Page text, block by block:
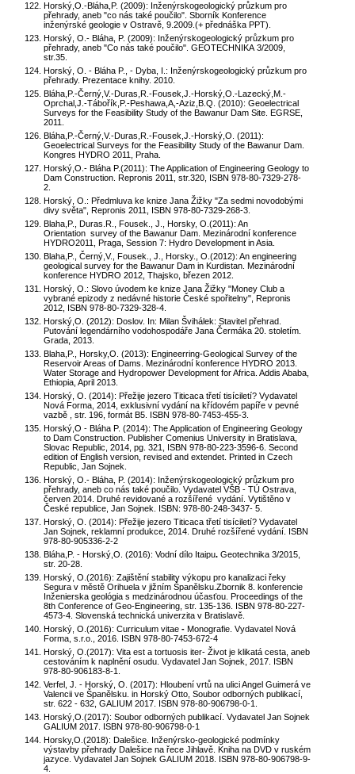
Horský,O.-Bláha,P. (2009): Inženýrskogeologický průzkum pro
přehrady, aneb "co nás také poučilo". Sborník Konference
inženýrské geologie v Ostravě, 9.2009.(+ přednáška PPT).
Horský, O.- Bláha, P. (2009): Inženýrskogeologický průzkum pro
přehrady, aneb "Co nás také poučilo". GEOTECHNIKA 3/2009,
str.35.
Horský, O. - Bláha P., - Dyba, I.: Inženýrskogeologický průzkum pro
přehrady. Prezentace knihy. 2010.
Bláha,P.-Černý,V.-Duras,R.-Fousek,J.-Horský,O.-Lazecký,M.-
Oprchal,J.-Tábořík,P.-Peshawa,A,-Aziz,B.Q. (2010): Geoelectrical
Surveys for the Feasibility Study of the Bawanur Dam Site. EGRSE,
2011.
Bláha,P.-Černý,V.-Duras,R.-Fousek,J.-Horský,O. (2011):
Geoelectrical Surveys for the Feasibility Study of the Bawanur Dam.
Kongres HYDRO 2011, Praha.
Horský,O.- Bláha P.(2011): The Application of Engineering Geology to
Dam Construction. Repronis 2011, str.320, ISBN 978-80-7329-278-
2.
Horský, O.: Předmluva ke knize Jana Žižky "Za sedmi novodobými
divy světa", Repronis 2011, ISBN 978-80-7329-268-3.
Blaha,P., Duras.R., Fousek., J., Horsky, O.(2011): An
Orientation survey of the Bawanur Dam. Mezinárodní konference
HYDRO2011, Praga, Session 7: Hydro Development in Asia.
Blaha,P., Černý,V., Fousek., J., Horsky., O.(2012): An engineering
geological survey for the Bawanur Dam in Kurdistan. Mezinárodní
konference HYDRO 2012, Thajsko, březen 2012.
Horský, O.: Slovo úvodem ke knize Jana Žižky "Money Club a
vybrané epizody z nedávné historie České spořitelny", Repronis
2012, ISBN 978-80-7329-328-4.
Horský,O. (2012): Doslov. In: Milan Švihálek: Stavitel přehrad.
Putování legendárního vodohospodáře Jana Čermáka 20. stoletím.
Grada, 2013.
Blaha,P., Horsky,O. (2013): Engineerring-Geological Survey of the
Reservoir Areas of Dams. Mezinárodní konference HYDRO 2013.
Water Storage and Hydropower Development for Africa. Addis Ababa,
Ethiopia, April 2013.
Horský, O. (2014): Přežije jezero Titicaca třetí tisíciletí? Vydavatel
Nová Forma, 2014, exklusivní vydání na křídovém papíře v pevné
vazbě , str. 196, formát B5. ISBN 978-80-7453-455-3.
Horský,O - Bláha P. (2014): The Application of Engineering Geology
to Dam Construction. Publisher Comenius University in Bratislava,
Slovac Republic, 2014, pg. 321, ISBN 978-80-223-3596-6. Second
edition of English version, revised and extendet. Printed in Czech
Republic, Jan Sojnek.
Horský, O.- Bláha, P. (2014): Inženýrskogeologický průzkum pro
přehrady, aneb co nás také poučilo. Vydavatel VŠB - TÚ Ostrava,
červen 2014. Druhé revidované a rozšířené vydání. Vytištěno v
České republice, Jan Sojnek. ISBN: 978-80-248-3437- 5.
Horský, O. (2014): Přežije jezero Titicaca třetí tisíciletí? Vydavatel
Jan Sojnek, reklamní produkce, 2014. Druhé rozšířené vydání. ISBN
978-80-905336-2-2
Bláha,P. - Horský,O. (2016): Vodní dílo Itaipu. Geotechnika 3/2015,
str. 20-28.
Horský, O.(2016): Zajištění stability výkopu pro kanalizaci řeky
Segura v městě Orihuela v jižním Španělsku.Zbornik 8. konferencie
Inženierska geológia s medzinárodnou účasťou. Proceedings of the
8th Conference of Geo-Engineering, str. 135-136. ISBN 978-80-227-
4573-4. Slovenská technická univerzita v Bratislavě.
Horský, O.(2016): Curriculum vitae - Monografie. Vydavatel Nová
Forma, s.r.o., 2016. ISBN 978-80-7453-672-4
Horský, O.(2017): Vita est a tortuosis iter- Život je klikatá cesta, aneb
cestováním k naplnění osudu. Vydavatel Jan Sojnek, 2017. ISBN
978-80-906183-8-1.
Verfel, J. - Horský, O. (2017): Hloubení vrtů na ulici Angel Guimerá ve
Valencii ve Španělsku. in Horský Otto, Soubor odborných publikací,
str. 622 - 632, GALIUM 2017. ISBN 978-80-906798-0-1.
Horský,O.(2017): Soubor odborných publikací. Vydavatel Jan Sojnek
GALIUM 2017. ISBN 978-80-906798-0-1
Horsky,O.(2018): Dalešice. Inženýrsko-geologické podmínky
výstavby přehrady Dalešice na řece Jihlavě. Kniha na DVD v ruském
jazyce. Vydavatel Jan Sojnek GALIUM 2018. ISBN 978-80-906798-9-
4.